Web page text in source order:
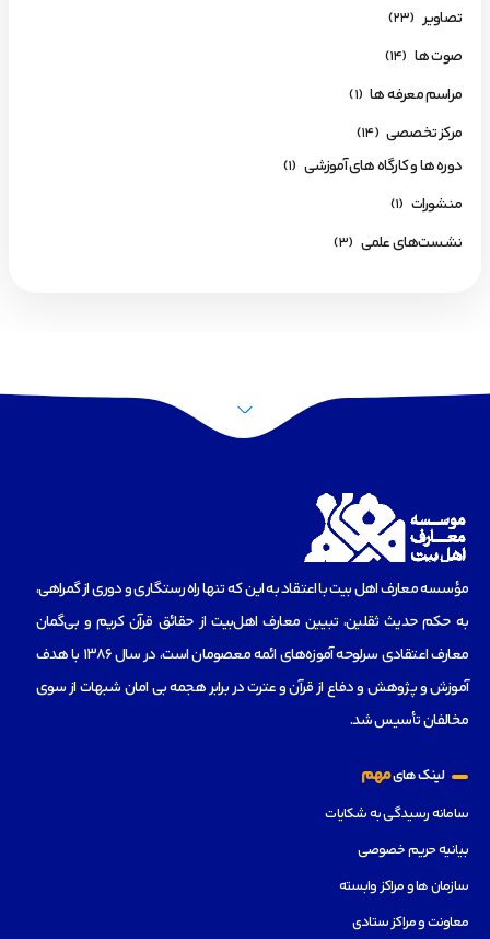
تصاویر (23)
صوت ها (14)
مراسم معرفه ها (1)
مرکز تخصصی (14)
دوره ها و کارگاه های آموزشی (1)
منشورات (1)
نشست‌های علمی (3)
مؤسسه‌ معارف اهل بیت با اعتقاد به این که تنها راه رستگاری و دوری از گمراهی،
به حکم حدیث ثقلین، تبیین معارف اهل‌بیت از حقائق قرآن کریم و بی‌گمان
معارف اعتقادی سرلوحه آموزه‌های ائمه معصومان است، در سال 1386 با هدف
آموزش و پژوهش و دفاع از قرآن و عترت در برابر هجمه بی امان شبهات از سوی
مخالفان تأسیس شد.
لینک هایمهم
سامانه رسیدگی به شکایات
بیانیه حریم خصوصی
سازمان ها و مراکز وابسته
معاونت و مراکز ستادی